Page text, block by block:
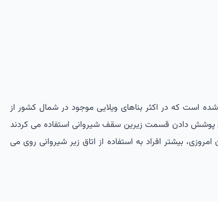
است که در اکثر بناهای ویلایی موجود در شمال کشور از
پوشش دادن قسمت زیرین سقف شیروانی استفاده می کردند
بیشتر افراد به استفاده از اتاق زیر شیروانی روی می